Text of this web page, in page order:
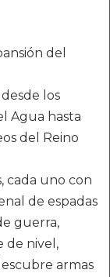
del
los
Agua hasta
del Reino
cada uno con
de espadas
guerra,
de nivel,
armas